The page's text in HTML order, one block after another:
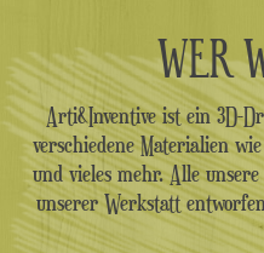
WER
Arti&Inventive ist ein 3D-
verschiedene Materialien
und vieles mehr. Alle
unserer Werkstatt